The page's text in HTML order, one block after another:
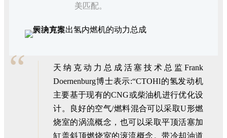
美匹配。
“
天纳克动力总成活塞技术总监Frank
Doernenburg博士表示:“CTOHl的氢发动机
主要基于现有的CNG或柴油机进行优化设
计。良好的空气/燃料混合可以采取U形燃
烧室的涡流概念，也可以采取平顶活塞加
缸盖斜顶燃烧室的滚流概念。带冷却油道